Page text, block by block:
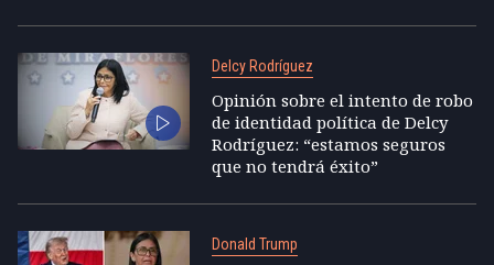
Delcy Rodríguez
Opinión sobre el intento de robo
de identidad política de Delcy
Rodríguez: “estamos seguros
que no tendrá éxito”
Donald Trump